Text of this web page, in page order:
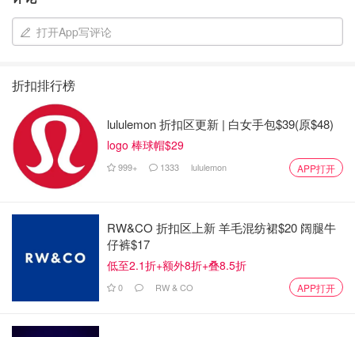
打开App写评论
折扣排行榜
lululemon 折扣区更新 | 白女手包$39(原$48)
logo 棒球帽$29
999+ 1333 lululemon APP打开
RW&CO 折扣区上新 羊毛混纺裙$20 阔腿牛
仔裤$17
低至2.1折+额外8折+叠8.5折
0 RW & CO APP打开